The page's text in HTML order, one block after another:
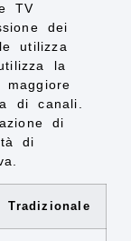
TV
dei
utilizza
la
di canali.
di
di
Tradizionale